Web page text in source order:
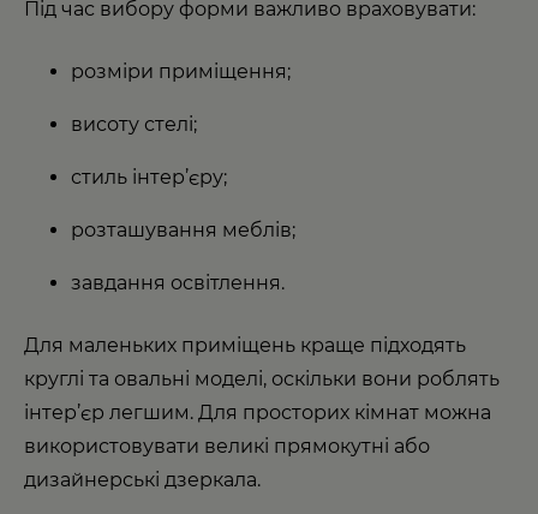
Під час вибору форми важливо враховувати:
розміри приміщення;
висоту стелі;
стиль інтер’єру;
розташування меблів;
завдання освітлення.
Для маленьких приміщень краще підходять
круглі та овальні моделі, оскільки вони роблять
інтер’єр легшим. Для просторих кімнат можна
використовувати великі прямокутні або
дизайнерські дзеркала.